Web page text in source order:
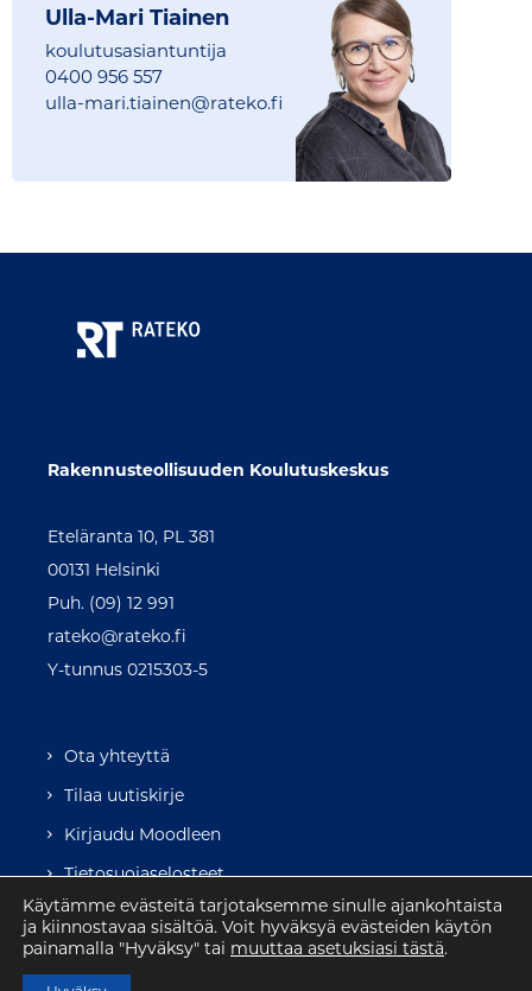
Ulla-Mari Tiainen
koulutusasiantuntija
0400 956 557
ulla-mari.tiainen@rateko.fi
Rakennusteollisuuden Koulutuskeskus
Eteläranta 10, PL 381
00131 Helsinki
Puh. (09) 12 991
rateko@rateko.fi
Y-tunnus 0215303-5
Ota yhteyttä
Tilaa uutiskirje
Kirjaudu Moodleen
Tietosuojaselosteet
Käytämme evästeitä tarjotaksemme sinulle ajankohtaista
ja kiinnostavaa sisältöä. Voit hyväksyä evästeiden käytön
painamalla "Hyväksy" tai muuttaa asetuksiasi tästä.